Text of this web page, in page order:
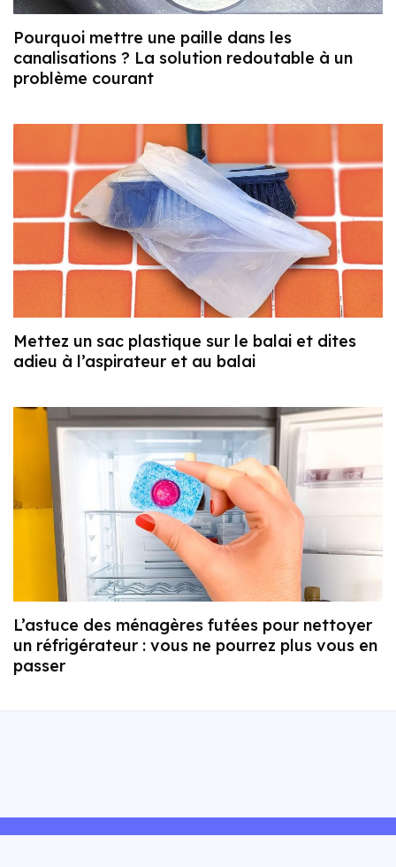
Pourquoi mettre une paille dans les
canalisations ? La solution redoutable à un
problème courant
Mettez un sac plastique sur le balai et dites
adieu à l’aspirateur et au balai
L’astuce des ménagères futées pour nettoyer
un réfrigérateur : vous ne pourrez plus vous en
passer